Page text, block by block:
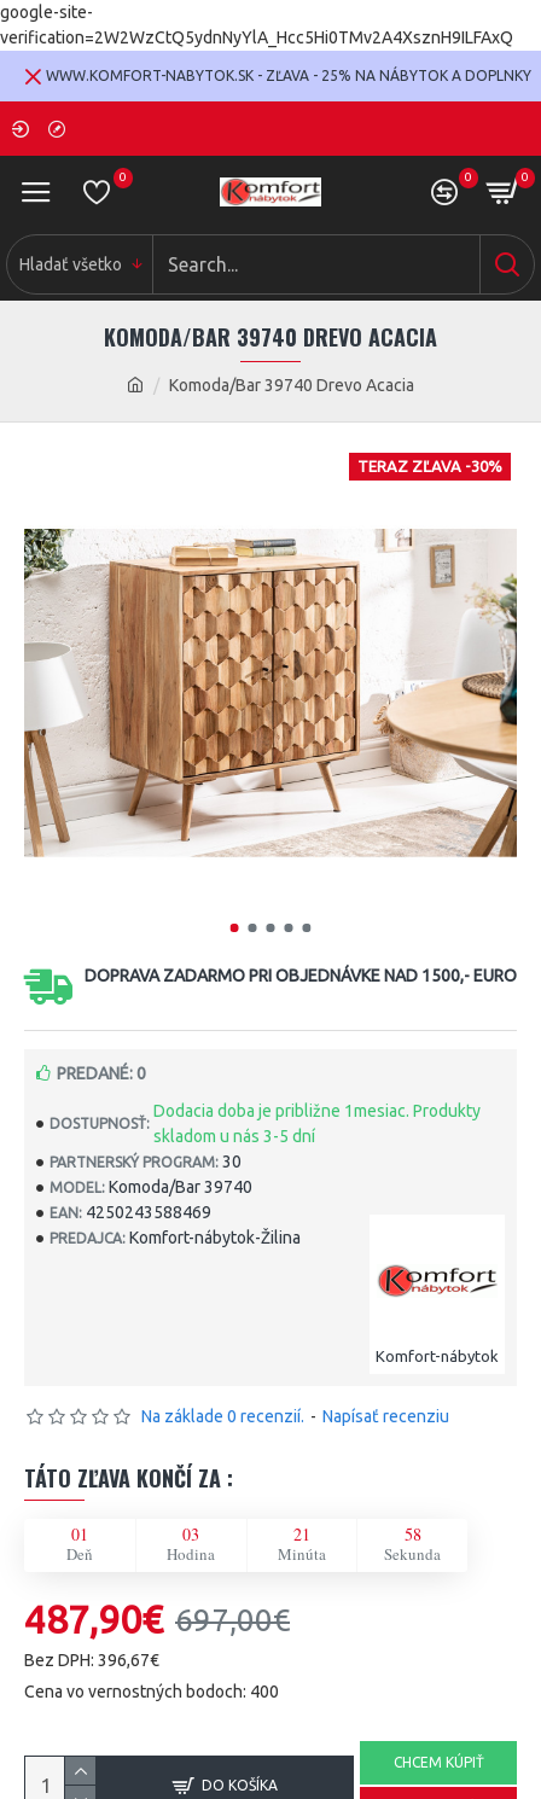
google-site-
verification=2W2WzCtQ5ydnNyYlA_Hcc5Hi0TMv2A4XsznH9ILFAxQ
WWW.KOMFORT-NABYTOK.SK - ZĽAVA - 25% NA NÁBYTOK A DOPLNKY
0 0 0
Hladať všetko
Komoda/Bar 39740 Drevo Acacia
KOMODA/BAR 39740 DREVO ACACIA
TERAZ ZĽAVA -30%
DOPRAVA ZADARMO PRI OBJEDNÁVKE NAD 1500,- EURO
DOSTUPNOSŤ:
Dodacia doba je približne 1mesiac. Produkty
skladom u nás 3-5 dní
PARTNERSKÝ PROGRAM: 30
MODEL: Komoda/Bar 39740
EAN: 4250243588469
PREDAJCA: Komfort-nábytok-Žilina
Komfort-nábytok
PREDANÉ: 0
Na základe 0 recenzií. - Napísať recenziu
TÁTO ZĽAVA KONČÍ ZA :
01
Deň
03
Hodina
21
Minúta
57
Sekunda
487,90€ 697,00€
Bez DPH: 396,67€
Cena vo vernostných bodoch: 400
DO KOŠÍKA
CHCEM KÚPIŤ